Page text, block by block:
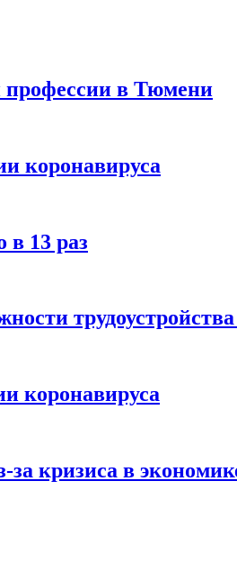
профессии в Тюмени
коронавируса
в 13 раз
коронавируса
кризиса в